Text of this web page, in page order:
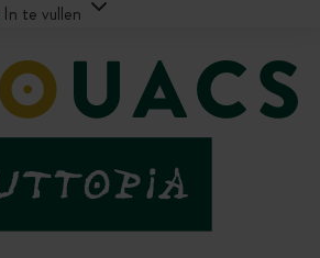
In te vullen